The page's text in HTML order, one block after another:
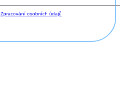
Zpracování osobních údajů